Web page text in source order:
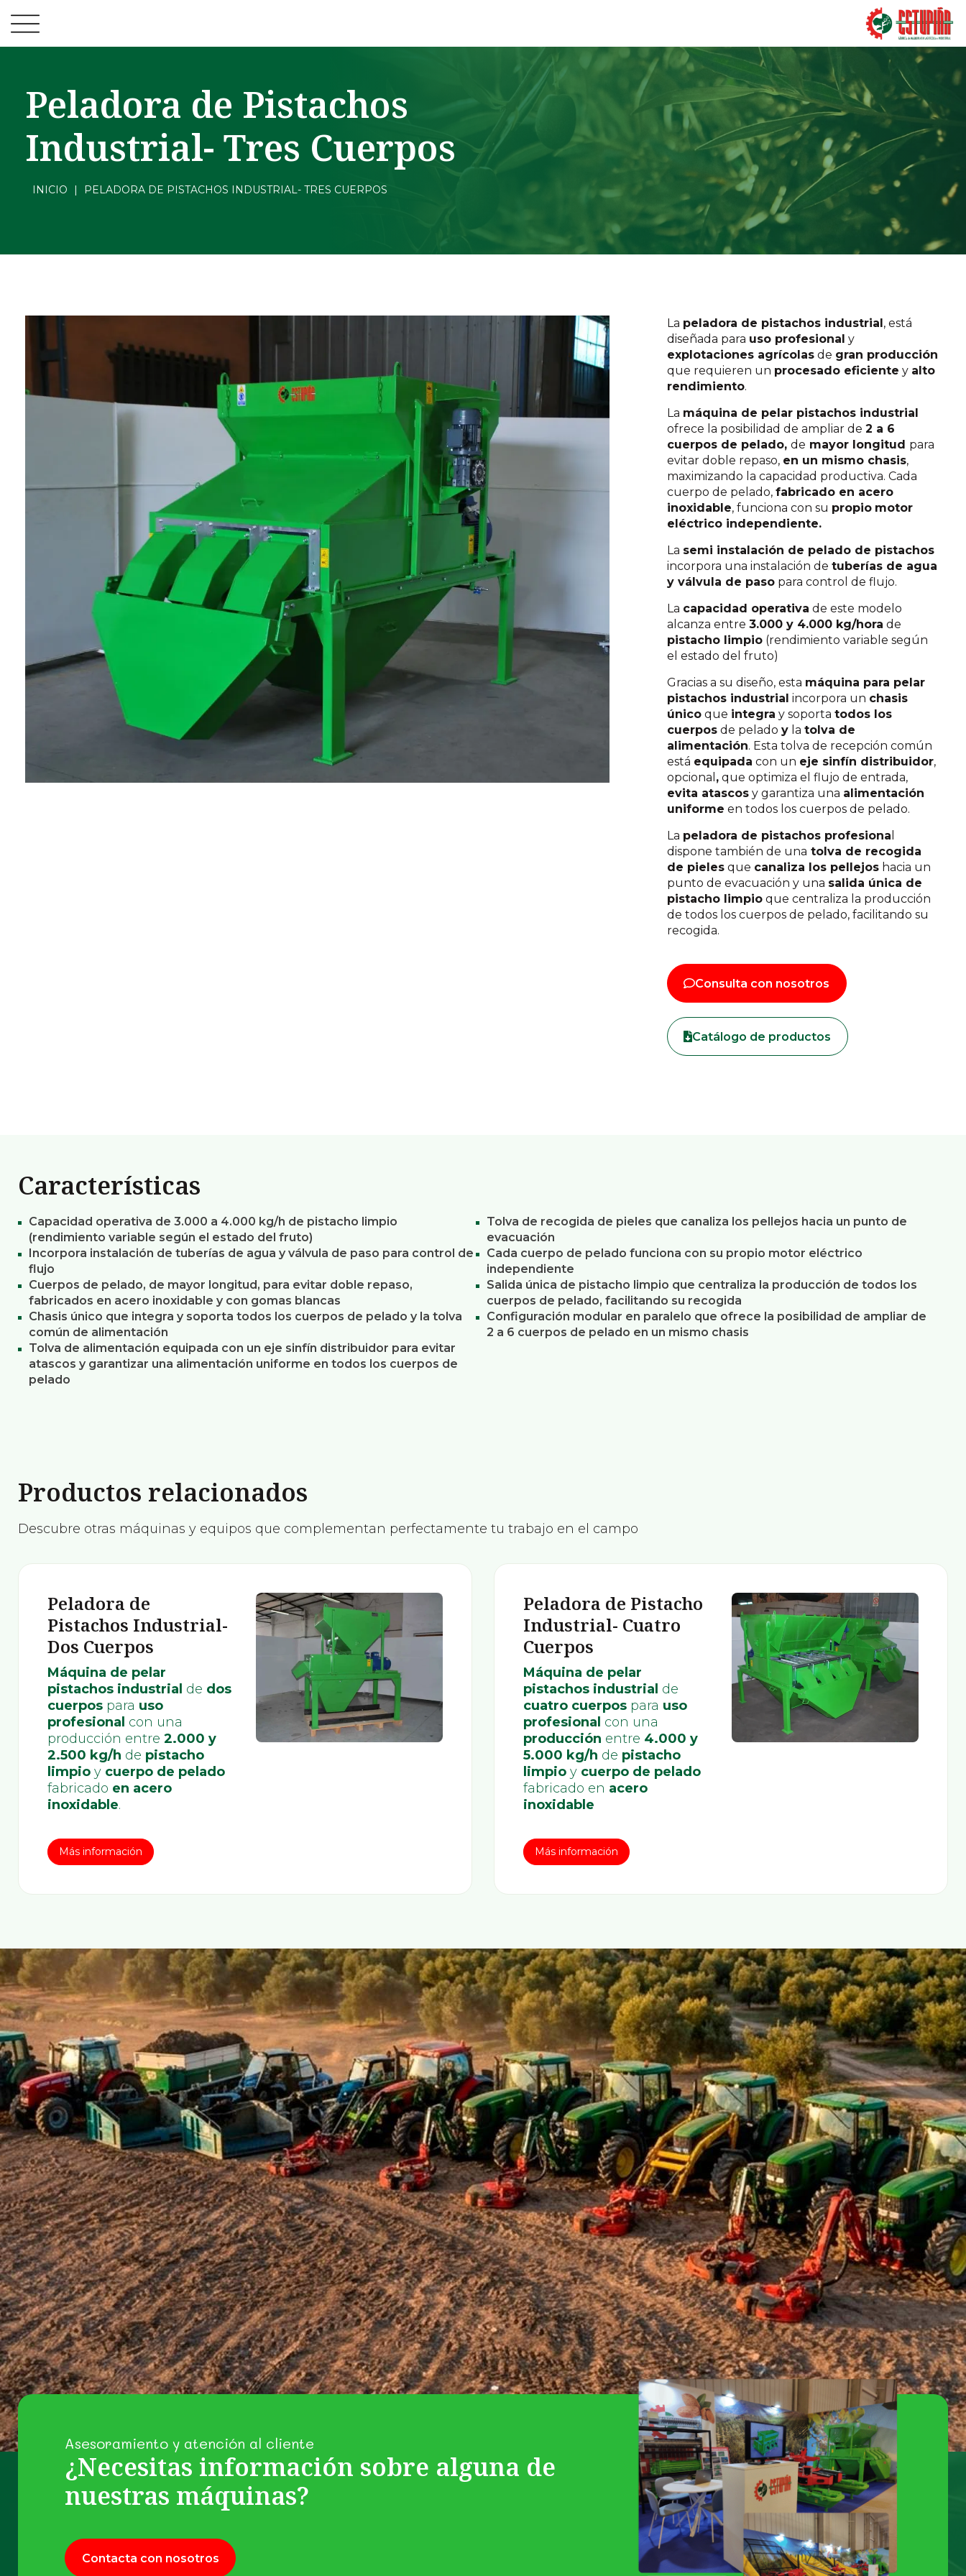
Peladora de Pistachos
Industrial- Tres Cuerpos
INICIO | PELADORA DE PISTACHOS INDUSTRIAL- TRES CUERPOS
La peladora de pistachos industrial, está
diseñada para uso profesional y
explotaciones agrícolasde gran producción
que requieren un procesado eficiente y alto
rendimiento.
La máquina de pelar pistachos industrial
ofrece la posibilidad de ampliar de 2 a 6
cuerpos de pelado, de mayor longitud para
evitar doble repaso, en un mismo chasis,
maximizando la capacidad productiva. Cada
cuerpo de pelado, fabricado en acero
inoxidable, funciona con su propio motor
eléctrico independiente.
La semi instalación de pelado de pistachos
incorpora una instalación de tuberías de agua
y válvula de pasopara control de flujo.
La capacidad operativa de este modelo
alcanza entre 3.000 y 4.000 kg/hora de
pistacho limpio(rendimiento variable según
el estado del fruto)
Gracias a su diseño, esta máquina para pelar
pistachos industrial incorpora un chasis
únicoque integra y soporta todos los
cuerposde pelado yla tolva de
alimentación. Esta tolva de recepción común
está equipada con un eje sinfín distribuidor,
opcional ,que optimiza el flujo de entrada,
evita atascosy garantiza una alimentación
uniforme en todos los cuerpos de pelado.
La peladora de pistachos profesiona
dispone también de una tolva de recogida
de pielesque canaliza los pellejoshacia un
punto de evacuación y una salida única de
pistacho limpioque centraliza la producción
de todos los cuerpos de pelado, facilitando su
recogida.
Consulta con nosotros
Catálogo de productos
Características
Capacidad operativa de 3.000 a 4.000 kg/h de pistacho limpio
(rendimiento variable según el estado del fruto)
Tolva de recogida de pieles que canaliza los pellejos hacia un punto de
evacuación
Incorpora instalación de tuberías de agua y válvula de paso para control de
flujo
Cada cuerpo de pelado funciona con su propio motor eléctrico
independiente
Cuerpos de pelado, de mayor longitud, para evitar doble repaso,
fabricados en acero inoxidable y con gomas blancas
Salida única de pistacho limpio que centraliza la producción de todos los
cuerpos de pelado, facilitando su recogida
Chasis único que integra y soporta todos los cuerpos de pelado y la tolva
común de alimentación
Configuración modular en paralelo que ofrece la posibilidad de ampliar de
2 a 6 cuerpos de pelado en un mismo chasis
Tolva de alimentación equipada con un eje sinfín distribuidor para evitar
atascos y garantizar una alimentación uniforme en todos los cuerpos de
pelado
Productos relacionados
Descubre otras máquinas y equipos que complementan perfectamente tu trabajo en el campo
Peladora de
Pistachos Industrial-
Dos Cuerpos
Máquina de pelar
pistachos industrial de dos
cuerpos para uso
profesional con una
producción entre 2.000 y
2.500 kg/h de pistacho
limpio y cuerpo de pelado
fabricado en acero
inoxidable.
Más información
Peladora de Pistacho
Industrial- Cuatro
Cuerpos
Máquina de pelar
pistachos industrial de
cuatro cuerpos para uso
profesional con una
producción entre 4.000 y
5.000 kg/h de pistacho
limpio y cuerpo de pelado
fabricado en acero
inoxidable
Más información
Asesoramiento y atención al cliente
¿Necesitas información sobre alguna de
nuestras máquinas?
Contacta con nosotros